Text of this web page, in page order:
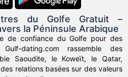
du Golfe Gratuit –
la Péninsule Arabique
de confiance du Golfe pour des
Gulf-dating.com rassemble des
Saoudite, le Koweït, le Qatar,
relations basées sur des valeurs